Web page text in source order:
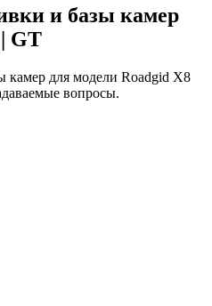
и базы камер
GT
для модели Roadgid X8
вопросы.